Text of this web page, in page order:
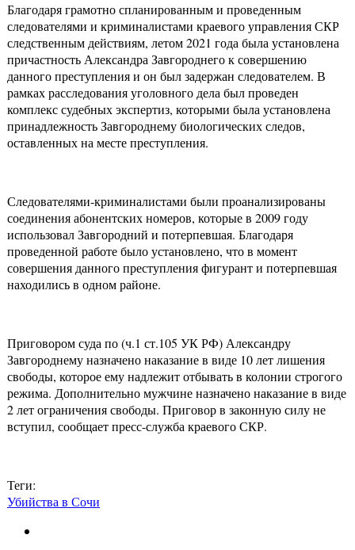
Благодаря грамотно спланированным и проведенным
следователями и криминалистами краевого управления СКР
следственным действиям, летом 2021 года была установлена
причастность Александра Завгороднего к совершению
данного преступления и он был задержан следователем. В
рамках расследования уголовного дела был проведен
комплекс судебных экспертиз, которыми была установлена
принадлежность Завгороднему биологических следов,
оставленных на месте преступления.
Следователями-криминалистами были проанализированы
соединения абонентских номеров, которые в 2009 году
использовал Завгородний и потерпевшая. Благодаря
проведенной работе было установлено, что в момент
совершения данного преступления фигурант и потерпевшая
находились в одном районе.
Приговором суда по (ч.1 ст.105 УК РФ) Александру
Завгороднему назначено наказание в виде 10 лет лишения
свободы, которое ему надлежит отбывать в колонии строгого
режима. Дополнительно мужчине назначено наказание в виде
2 лет ограничения свободы. Приговор в законную силу не
вступил, сообщает пресс-служба краевого СКР.
Теги:
Убийства в Сочи